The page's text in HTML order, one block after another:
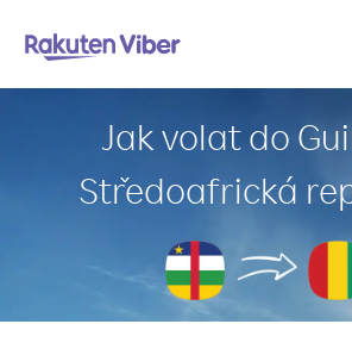
Jak volat do
Středoafrická